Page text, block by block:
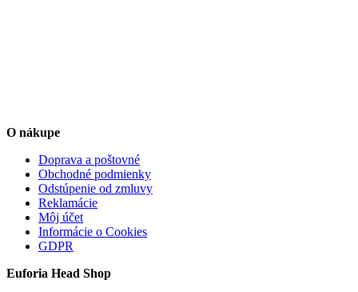
O nákupe
Doprava a poštovné
Obchodné podmienky
Odstúpenie od zmluvy
Reklamácie
Môj účet
Informácie o Cookies
GDPR
Euforia Head Shop